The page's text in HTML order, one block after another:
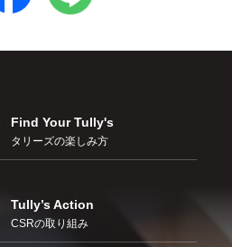
Find Your Tully's
タリーズの楽しみ方
Tully’s Action
CSRの取り組み